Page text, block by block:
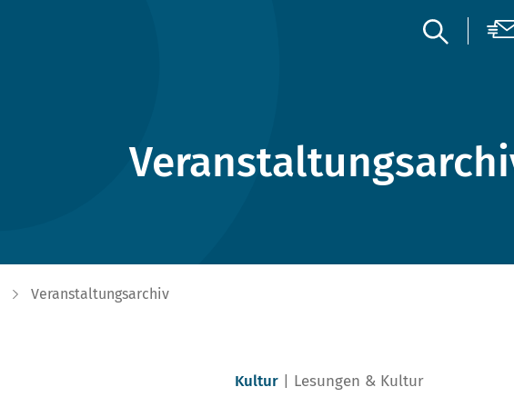
Veranstaltungsarchiv
Kultur Lesungen & Kultur